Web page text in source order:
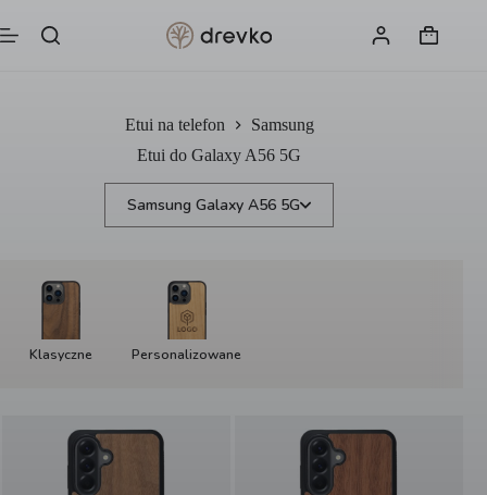
do
treści
Koszyk
Etui na telefon
Samsung
Etui do Galaxy A56 5G
Samsung Galaxy A56 5G
Klasyczne Personalizowane